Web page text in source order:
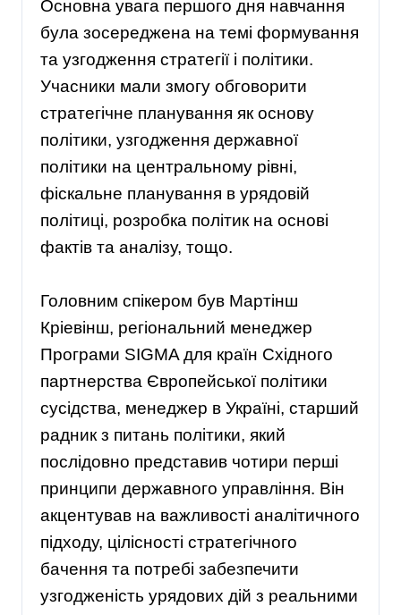
Основна увага першого дня навчання
була зосереджена на темі формування
та узгодження стратегії і політики.
Учасники мали змогу обговорити
стратегічне планування як основу
політики, узгодження державної
політики на центральному рівні,
фіскальне планування в урядовій
політиці, розробка політик на основі
фактів та аналізу, тощо.
Головним спікером був Мартінш
Кріевінш, регіональний менеджер
Програми SIGMA для країн Східного
партнерства Європейської політики
сусідства, менеджер в Україні, старший
радник з питань політики, який
послідовно представив чотири перші
принципи державного управління. Він
акцентував на важливості аналітичного
підходу, цілісності стратегічного
бачення та потребі забезпечити
узгодженість урядових дій з реальними